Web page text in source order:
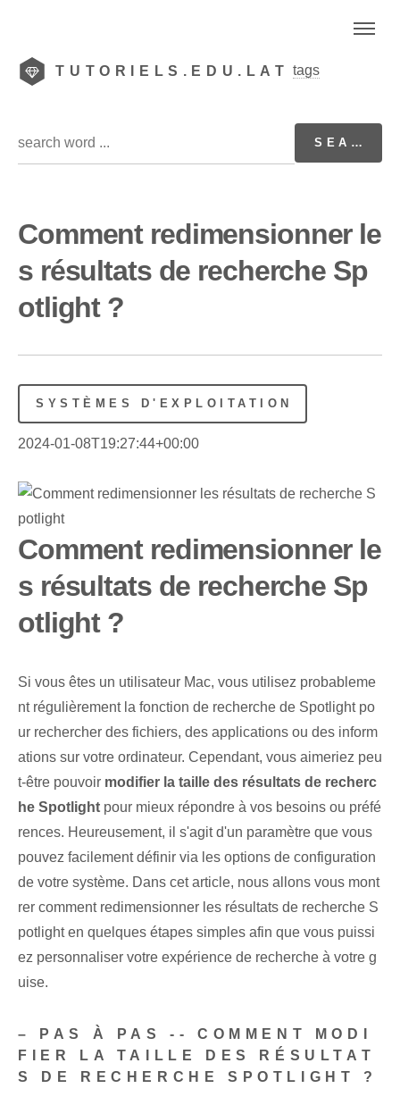
TUTORIELS.EDU.LAT tags
Comment redimensionner le
s résultats de recherche Sp
otlight ?
SYSTÈMES D'EXPLOITATION
2024-01-08T19:27:44+00:00
Comment redimensionner le
s résultats de recherche Sp
otlight ?
Si vous êtes un utilisateur Mac, vous utilisez probableme
nt régulièrement la fonction de recherche de Spotlight po
ur rechercher des fichiers, des applications ou des inform
ations sur votre ordinateur. Cependant, vous aimeriez peu
t-être pouvoir modifier la taille des résultats de recherc
he Spotlight pour mieux répondre à vos besoins ou préfé
rences. Heureusement, il s'agit d'un paramètre que vous
pouvez facilement définir via les options de configuration
de votre système. Dans cet article, nous allons vous mont
rer comment redimensionner les résultats de recherche S
potlight en quelques étapes simples afin que vous puissi
ez personnaliser votre expérience de recherche à votre g
uise.
– PAS À PAS -- COMMENT MODI
FIER LA TAILLE DES RÉSULTAT
S DE RECHERCHE SPOTLIGHT ?